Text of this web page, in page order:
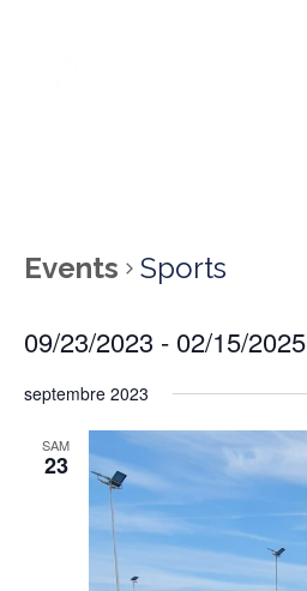
Events Sports
09/23/2023 - 02/15/2025
date.
septembre 2023
SAM
23